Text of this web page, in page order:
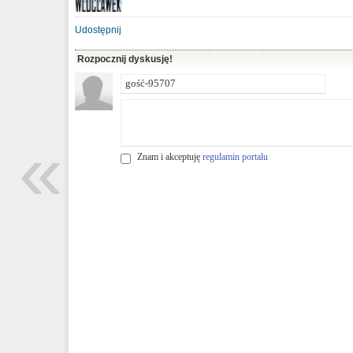
Udostępnij
Rozpocznij dyskusję!
Znam i akceptuję regulamin portalu
«